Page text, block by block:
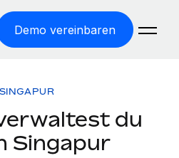
Demo vereinbaren
SINGAPUR
du
Singapur